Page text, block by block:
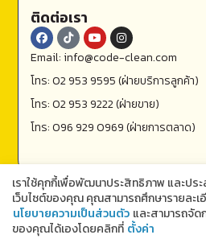
ติดต่อเรา
Email: info@code-clean.com
โทร: 02 953 9595 (ฝ่ายบริการลูกค้า)
โทร: 02 953 9222 (ฝ่ายขาย)
โทร: 096 929 0969 (ฝ่ายการตลาด)
เราใช้คุกกี้เพื่อพัฒนาประสิทธิภาพ และปร
เว็บไซต์ของคุณ คุณสามารถศึกษารายละเ
นโยบายความเป็นส่วนตัว และสามารถจัด
ของคุณได้เองโดยคลิกที่ ตั้งค่า